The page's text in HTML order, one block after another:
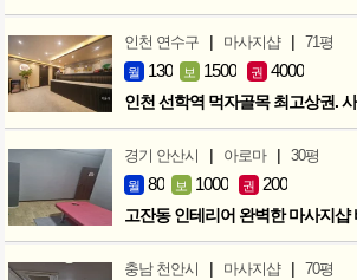
인천 연수구 | 마사지샵 | 71평
월 130 보 1500 권 4000
인천 선학역 먹자골목 최고상권.
경기 안산시 | 아로마 | 30평
월 80 보 1000 권 200
고잔동 인테리어 완벽한 마사지샵
충남 천안시 | 마사지샵 | 70평